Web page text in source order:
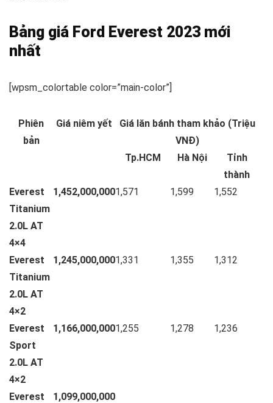
Bảng giá Ford Everest 2023 mới
nhất
[wpsm_colortable color=”main-color”]
Phiên
bản
Giá niêm yết
Giá lăn bánh tham khảo (Triệu
VNĐ)
Tp.HCM
Hà Nội
Tỉnh
thành
Everest
Titanium
2.0L AT
4×4
1,452,000,0001,571 1,599 1,552
Everest
Titanium
2.0L AT
4×2
1,245,000,0001,331 1,355 1,312
Everest
Sport
2.0L AT
4×2
1,166,000,0001,255 1,278 1,236
Everest
1,099,000,000